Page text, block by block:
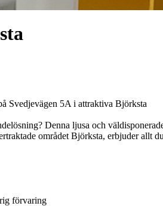
Svedjevägen 5A i attraktiva Björksta
Denna ljusa och
området Björksta, erbjuder allt
förvaring